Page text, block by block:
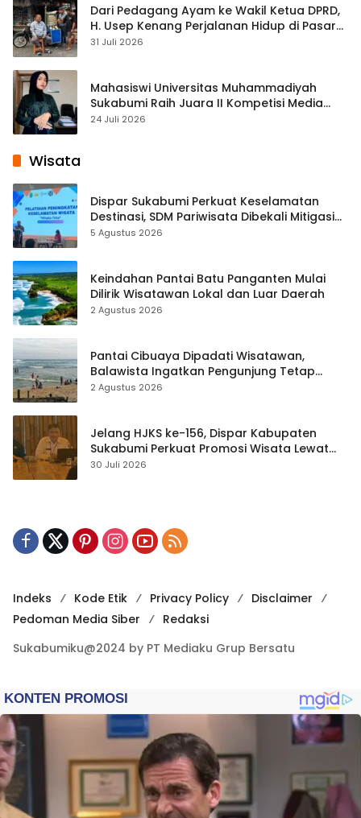
Dari Pedagang Ayam ke Wakil Ketua DPRD,
H. Usep Kenang Perjalanan Hidup di Pasar
Cisaat
31 Juli 2026
Mahasiswi Universitas Muhammadiyah
Sukabumi Raih Juara II Kompetisi Media
Pembelajaran Digital Tingkat Internasional
24 Juli 2026
Wisata
Dispar Sukabumi Perkuat Keselamatan
Destinasi, SDM Pariwisata Dibekali Mitigasi
hingga Teknik Evakuasi
5 Agustus 2026
Keindahan Pantai Batu Panganten Mulai
Dilirik Wisatawan Lokal dan Luar Daerah
2 Agustus 2026
Pantai Cibuaya Dipadati Wisatawan,
Balawista Ingatkan Pengunjung Tetap
Waspada
2 Agustus 2026
Jelang HJKS ke-156, Dispar Kabupaten
Sukabumi Perkuat Promosi Wisata Lewat
Publikasi Digital
30 Juli 2026
Indeks Kode Etik Privacy Policy
Disclaimer
Pedoman Media Siber
Redaksi
Sukabumiku@2024 by PT Mediaku Grup Bersatu